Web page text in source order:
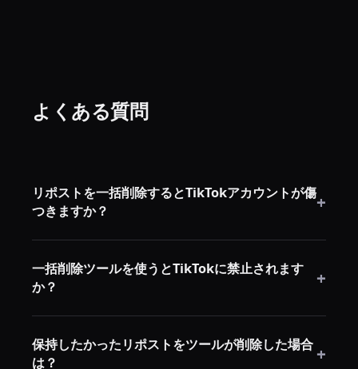
よくある質問
リポストを一括削除するとTikTokアカウントが傷
つきますか？
+
使用します——TikTokはそれらを同一に扱います。数
や速度に関わらず、リポストを削除することに対する
一括削除ツールを使うとTikTokに禁止されます
か？
+
しない正当なリポスト削除ツールに関連した禁止は知
られていません。TikTokのレート制限は速度の上昇を
保持したかったリポストをツールが削除した場合
は？
+